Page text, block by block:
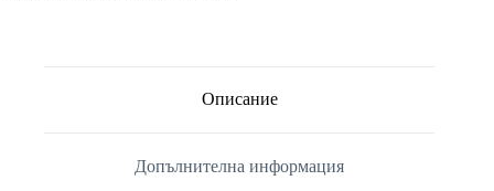
Описание
Допълнителна информация